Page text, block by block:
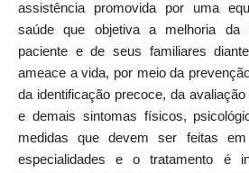
assistência promovida por uma
saúde que objetiva a melhoria da
paciente e de seus familiares
ameace a vida, por meio da
da identificação precoce, da
e demais sintomas físicos,
medidas que devem ser feitas
especialidades e o tratamento é